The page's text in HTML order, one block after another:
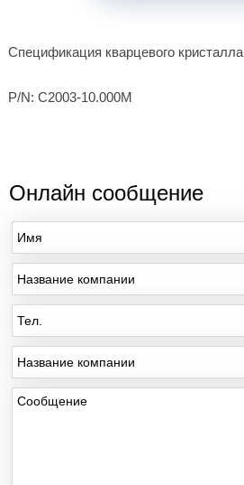
Спецификация кварцевого кристалла
P/N: C2003-10.000M
Онлайн сообщение